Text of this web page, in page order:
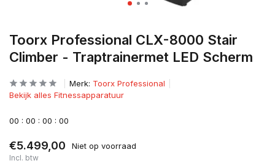
Toorx Professional CLX-8000 Stair
Climber - Traptrainermet LED Scherm
Merk: Toorx Professional
Bekijk alles Fitnessapparatuur
00 : 00 : 00 : 00
€5.499,00 Niet op voorraad
Incl. btw